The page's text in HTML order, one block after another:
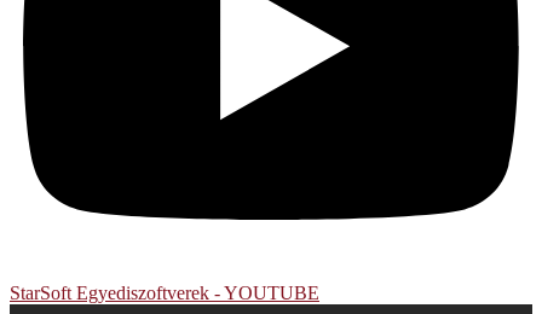
StarSoft Egyediszoftverek - YOUTUBE